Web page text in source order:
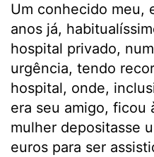
Um conhecido meu,
anos já,
hospital privado,
urgência, tendo
hospital, onde,
era seu amigo, ficou
mulher depositasse
euros para ser